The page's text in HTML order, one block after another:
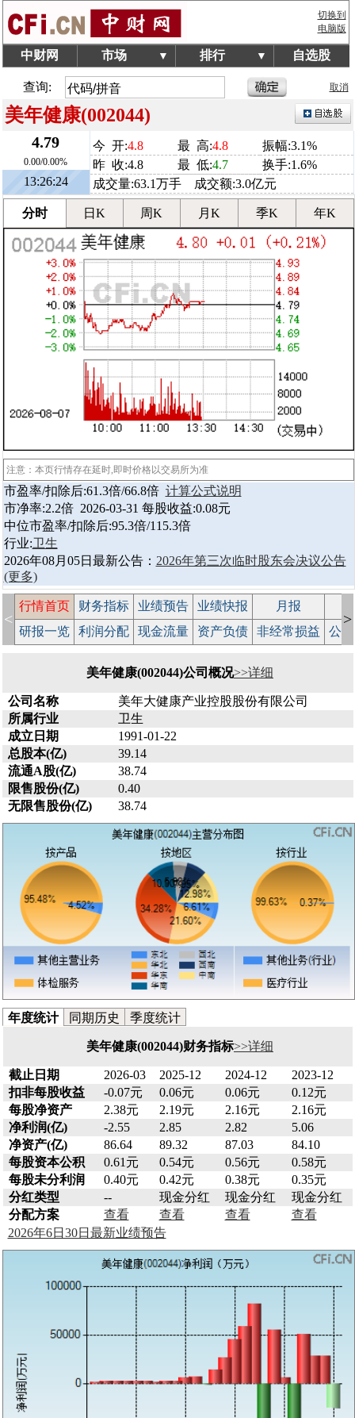
切换到
电脑版
中财网 市场 ▼ 排行 ▼ 自选股
查询: 取消
美年健康(002044)
4.79
0.00/0.00%
13:26:24
今 开:4.8 最 高:4.8
振幅:3.1%
昨 收:4.8
最 低:4.7
换手:1.6%
成交量:63.1万手 成交额:3.0亿元
分时 日K 周K 月K 季K 年K
注意：本页行情存在延时,即时价格以交易所为准
市盈率/扣除后:61.3倍/66.8倍 计算公式说明
市净率:2.2倍 2026-03-31 每股收益:0.08元
中位市盈率/扣除后:95.3倍/115.3倍
行业:卫生
2026年08月05日最新公告： 2026年第三次临时股东会决议公告
(更多)
<
行情首页 财务指标 业绩预告 业绩快报 月报
研报一览
利润分配 现金流量 资产负债 非经常损益 公
>
美年健康(002044)公司概况>>详细
公司名称
美年大健康产业控股股份有限公司
所属行业
卫生
成立日期
1991-01-22
总股本(亿)
39.14
流通A股(亿)
38.74
限售股份(亿)
0.40
无限售股份(亿)
38.74
年度统计 同期历史 季度统计
美年健康(002044)财务指标>>详细
截止日期 2026-03 2025-12 2024-12
2023-12
扣非每股收益
-0.07元 0.06元 0.06元
0.12元
每股净资产
2.38元 2.19元 2.16元
2.16元
净利润(亿)
-2.55 2.85 2.82
5.06
净资产(亿)
86.64 89.32 87.03
84.10
每股资本公积
0.61元 0.54元 0.56元
0.58元
每股未分利润
0.40元 0.42元 0.38元
0.35元
分红类型
-- 现金分红 现金分红
现金分红
分配方案
查看 查看 查看
查看
2026年6日30日最新业绩预告